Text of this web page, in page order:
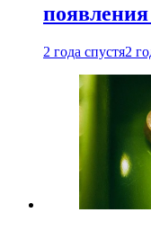
2 года спустя2